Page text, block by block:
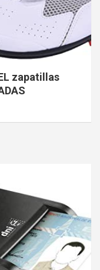
zapatillas